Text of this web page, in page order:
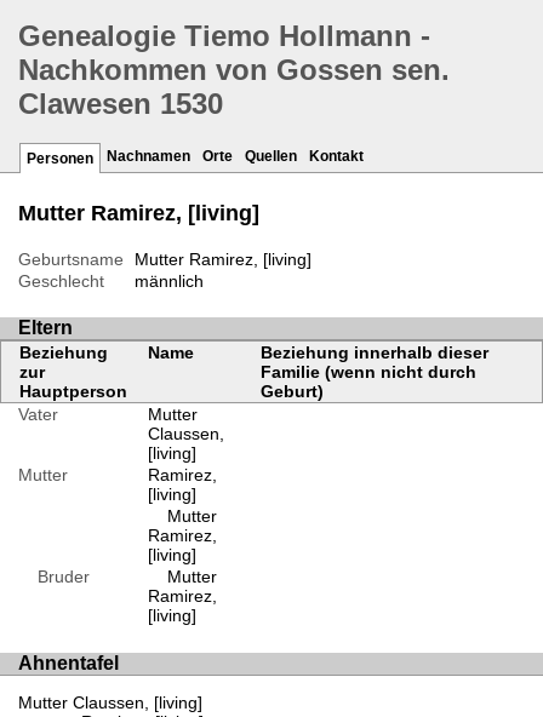
Genealogie Tiemo Hollmann -
Nachkommen von Gossen sen.
Clawesen 1530
Personen Nachnamen Orte Quellen Kontakt
Mutter Ramirez, [living]
Geburtsname
Mutter Ramirez, [living]
Geschlecht
männlich
Eltern
Beziehung
zur
Hauptperson
Name
Beziehung innerhalb dieser
Familie (wenn nicht durch
Geburt)
Vater
Mutter
Claussen,
[living]
Mutter
Ramirez,
[living]
Mutter
Ramirez,
[living]
Bruder
Mutter
Ramirez,
[living]
Ahnentafel
Mutter Claussen, [living]